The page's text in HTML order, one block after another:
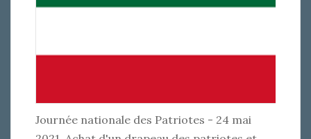
Journée nationale des Patriotes - 24 mai